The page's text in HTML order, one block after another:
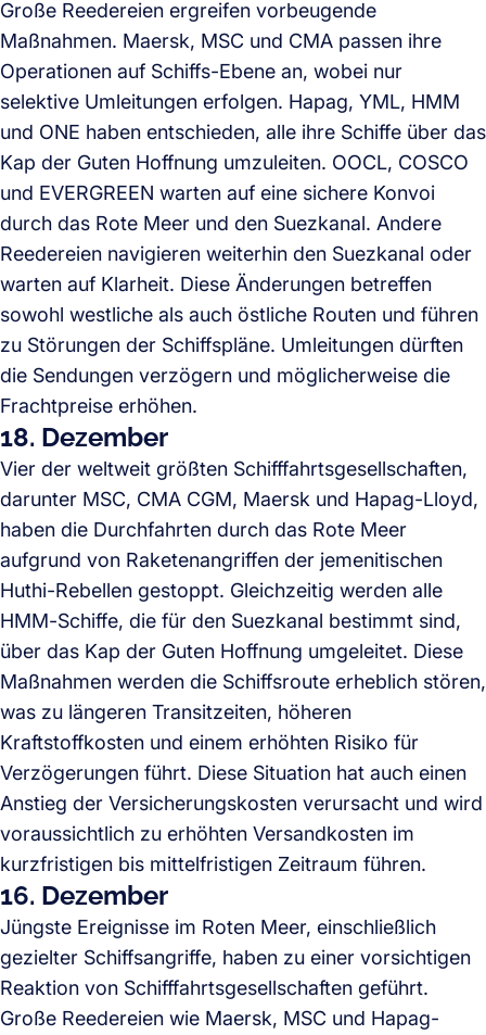
Große Reedereien ergreifen vorbeugende
Maßnahmen. Maersk, MSC und CMA passen ihre
Operationen auf Schiffs-Ebene an, wobei nur
selektive Umleitungen erfolgen. Hapag, YML, HMM
und ONE haben entschieden, alle ihre Schiffe über das
Kap der Guten Hoffnung umzuleiten. OOCL, COSCO
und EVERGREEN warten auf eine sichere Konvoi
durch das Rote Meer und den Suezkanal. Andere
Reedereien navigieren weiterhin den Suezkanal oder
warten auf Klarheit. Diese Änderungen betreffen
sowohl westliche als auch östliche Routen und führen
zu Störungen der Schiffspläne. Umleitungen dürften
die Sendungen verzögern und möglicherweise die
Frachtpreise erhöhen.
18. Dezember
Vier der weltweit größten Schifffahrtsgesellschaften,
darunter MSC, CMA CGM, Maersk und Hapag-Lloyd,
haben die Durchfahrten durch das Rote Meer
aufgrund von Raketenangriffen der jemenitischen
Huthi-Rebellen gestoppt. Gleichzeitig werden alle
HMM-Schiffe, die für den Suezkanal bestimmt sind,
über das Kap der Guten Hoffnung umgeleitet. Diese
Maßnahmen werden die Schiffsroute erheblich stören,
was zu längeren Transitzeiten, höheren
Kraftstoffkosten und einem erhöhten Risiko für
Verzögerungen führt. Diese Situation hat auch einen
Anstieg der Versicherungskosten verursacht und wird
voraussichtlich zu erhöhten Versandkosten im
kurzfristigen bis mittelfristigen Zeitraum führen.
16. Dezember
Jüngste Ereignisse im Roten Meer, einschließlich
gezielter Schiffsangriffe, haben zu einer vorsichtigen
Reaktion von Schifffahrtsgesellschaften geführt.
Große Reedereien wie Maersk, MSC und Hapag-